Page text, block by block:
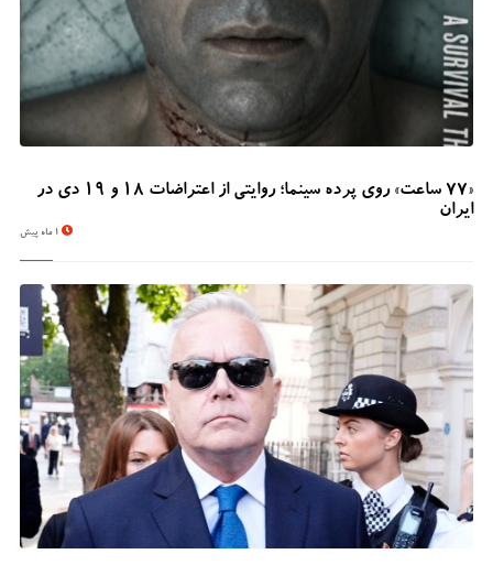
«۷۷ ساعت» روی پرده سینما؛ روایتی از اعتراضات ۱۸ و ۱۹ دی در
ایران